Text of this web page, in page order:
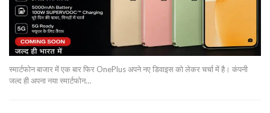
स्मार्टफोन बाजार में एक बार फिर OnePlus अपने नए डिवाइस को लेकर चर्चा में है। कंपनी
जल्द ही अपना नया स्मार्टफोन…